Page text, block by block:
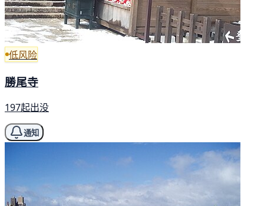
低风险
勝尾寺
197起出没
通知